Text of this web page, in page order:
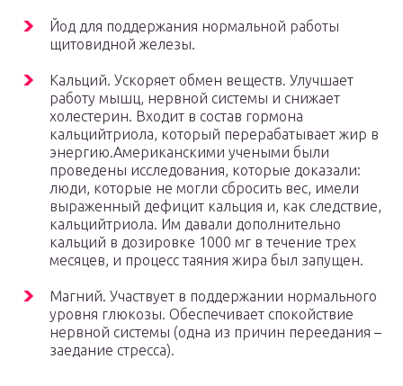
Йод для поддержания нормальной работы
щитовидной железы.
Кальций. Ускоряет обмен веществ. Улучшает
работу мышц, нервной системы и снижает
холестерин. Входит в состав гормона
кальцийтриола, который перерабатывает жир в
энергию.Американскими учеными были
проведены исследования, которые доказали:
люди, которые не могли сбросить вес, имели
выраженный дефицит кальция и, как следствие,
кальцийтриола. Им давали дополнительно
кальций в дозировке 1000 мг в течение трех
месяцев, и процесс таяния жира был запущен.
Магний. Участвует в поддержании нормального
уровня глюкозы. Обеспечивает спокойствие
нервной системы (одна из причин переедания –
заедание стресса).